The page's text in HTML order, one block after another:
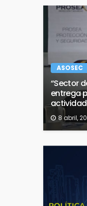
ASOSEC
“Sector
entrega
8 abril,